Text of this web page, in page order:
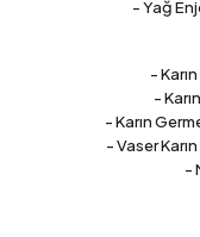
- Yağ
-
-
- Karın
- Vaser
-